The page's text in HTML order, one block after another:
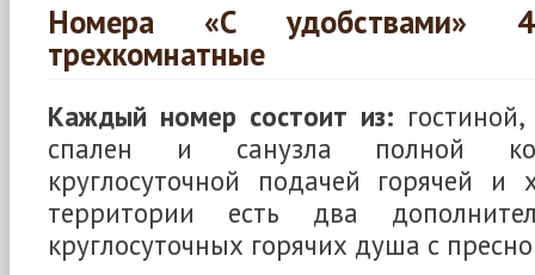
Номера «С удобствами»
трехкомнатные
Каждый номер состоит из:
спален и санузла полной
круглосуточной подачей горячей
территории есть два
круглосуточных горячих душа с